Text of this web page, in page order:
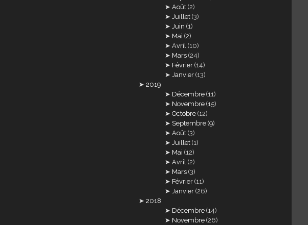
Août (2)
Juillet (3)
Juin (1)
Mai (2)
Avril (10)
Mars (24)
Février (14)
Janvier (13)
2019
Décembre (11)
Novembre (15)
Octobre (12)
Septembre (9)
Août (3)
Juillet (1)
Mai (12)
Avril (2)
Mars (3)
Février (11)
Janvier (26)
2018
Décembre (14)
Novembre (26)